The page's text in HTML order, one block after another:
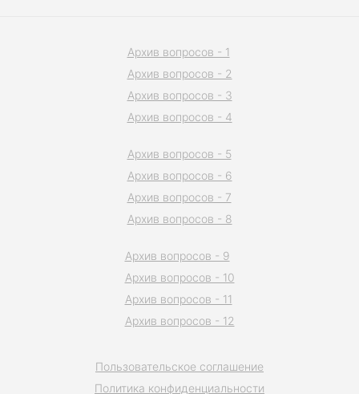
Пользовательское соглашение
Политика конфиденциальности
Архив вопросов - 1
Архив вопросов - 2
Архив вопросов - 3
Архив вопросов - 4
Архив вопросов - 5
Архив вопросов - 6
Архив вопросов - 7
Архив вопросов - 8
Архив вопросов - 9
Архив вопросов - 10
Архив вопросов - 11
Архив вопросов - 12